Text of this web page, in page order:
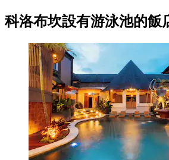
科洛布坎設有游泳池的飯